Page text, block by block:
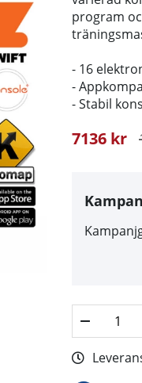
program
- 16
-
- Stabil
7136 kr